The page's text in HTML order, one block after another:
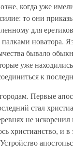
когда уже
то они
для
новатора.
бывало
уже
к
Первые
стал
не
христианство, и в